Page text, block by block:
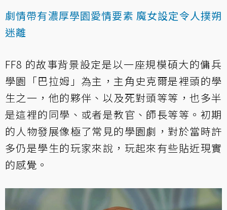
劇情帶有濃厚學園愛情要素 魔女設定令人撲朔
迷離
FF8 的故事背景設定是以一座規模碩大的傭兵
學園「巴拉姆」為主，主角史克爾是裡頭的學
生之一，他的夥伴、以及死對頭等等，也多半
是這裡的同學、或者是教官、師長等等。初期
的人物發展像極了常見的學園劇，對於當時許
多仍是學生的玩家來說，玩起來有些貼近現實
的感覺。